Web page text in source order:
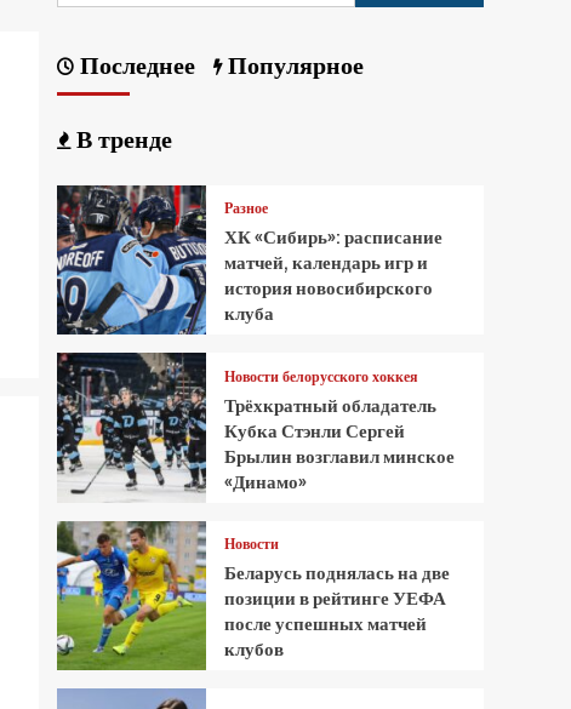
Последнее Популярное
В тренде
Разное
ХК «Сибирь»: расписание
матчей, календарь игр и
история новосибирского
клуба
Новости белорусского хоккея
Трёхкратный обладатель
Кубка Стэнли Сергей
Брылин возглавил минское
«Динамо»
Новости
Беларусь поднялась на две
позиции в рейтинге УЕФА
после успешных матчей
клубов